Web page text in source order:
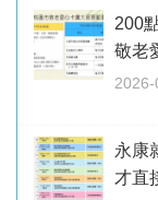
200
敬老
2026-
永康
才直